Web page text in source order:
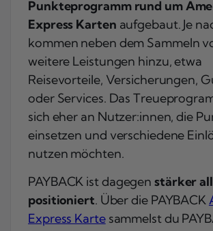
Punkteprogramm rund um
Express Karten aufgebaut. Je
kommen neben dem Sammeln
weitere Leistungen hinzu, etwa
Reisevorteile, Versicherungen,
oder Services. Das
sich eher an Nutzer:innen, die
einsetzen und verschiedene
nutzen möchten.
PAYBACK ist dagegen stärker
positioniert. Über die PAYBACK
Express Kartesammelst du